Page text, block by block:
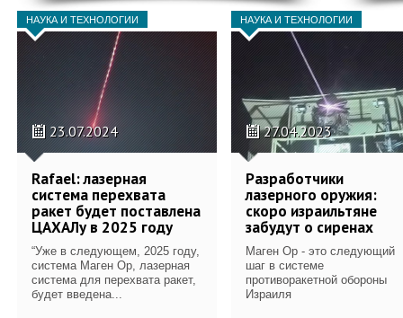
НАУКА И ТЕХНОЛОГИИ
23.07.2024
Rafael: лазерная
система перехвата
ракет будет поставлена
ЦАХАЛу в 2025 году
“Уже в следующем, 2025 году,
система Маген Ор, лазерная
система для перехвата ракет,
будет введена...
НАУКА И ТЕХНОЛОГИИ
27.04.2023
Разработчики
лазерного оружия:
скоро израильтяне
забудут о сиренах
Маген Ор - это следующий
шаг в системе
противоракетной обороны
Израиля